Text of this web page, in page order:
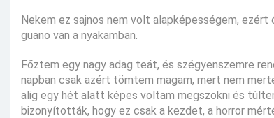
Nekem ez sajnos nem volt alapképességem, ezért
guano van a nyakamban.
Főztem egy nagy adag teát, és szégyenszemre
napban csak azért tömtem magam, mert nem
alig egy hét alatt képes voltam megszokni és
bizonyították, hogy ez csak a kezdet, a horror